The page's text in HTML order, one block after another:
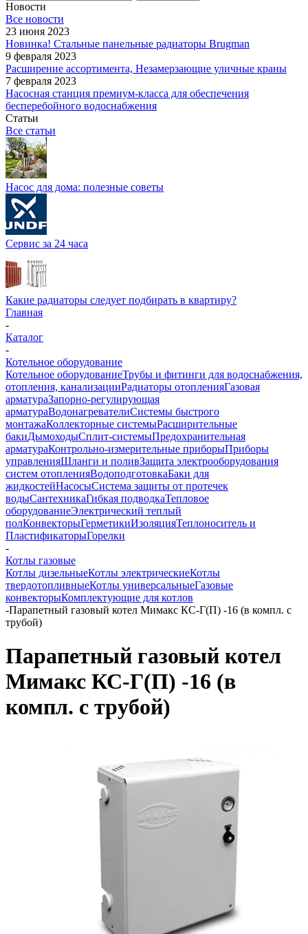
Новости
Все новости
23 июня 2023
Новинка! Стальные панельные радиаторы Brugman
9 февраля 2023
Расширение ассортимента, Незамерзающие уличные краны
7 февраля 2023
Насосная станция премиум-класса для обеспечения
бесперебойного водоснабжения
Статьи
Все статьи
Насос для дома: полезные советы
Сервис за 24 часа
Какие радиаторы следует подбирать в квартиру?
Главная
-
Каталог
-
Котельное оборудование
Котельное оборудованиеТрубы и фитинги для водоснабжения,
отопления, канализацииРадиаторы отопленияГазовая
арматураЗапорно-регулирующая
арматураВодонагревателиСистемы быстрого
монтажаКоллекторные системыРасширительные
бакиДымоходыСплит-системыПредохранительная
арматураКонтрольно-измерительные приборыПриборы
управленияШланги и поливЗащита электрооборудования
систем отопленияВодоподготовкаБаки для
жидкостейНасосыСистема защиты от протечек
водыСантехникаГибкая подводкаТепловое
оборудованиеЭлектрический теплый
полКонвекторыГерметикиИзоляцияТеплоноситель и
ПластификаторыГорелки
-
Котлы газовые
Котлы дизельныеКотлы электрическиеКотлы
твердотопливныеКотлы универсальныеГазовые
конвекторыКомплектующие для котлов
-Парапетный газовый котел Мимакс КС-Г(П) -16 (в компл. с
трубой)
Парапетный газовый котел
Мимакс КС-Г(П) -16 (в
компл. с трубой)